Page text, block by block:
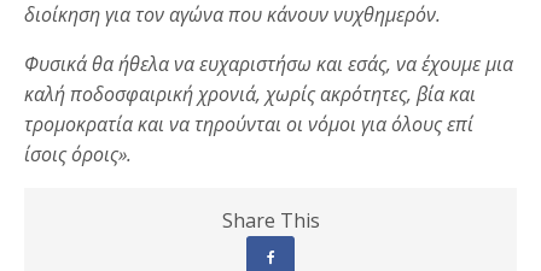
διοίκηση για τον αγώνα που κάνουν νυχθημερόν.
Φυσικά θα ήθελα να ευχαριστήσω και εσάς, να έχουμε μια
καλή ποδοσφαιρική χρονιά, χωρίς ακρότητες, βία και
τρομοκρατία και να τηρούνται οι νόμοι για όλους επί
ίσοις όροις».
Share This